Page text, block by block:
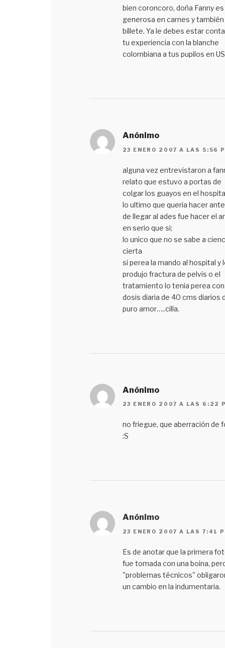
bien coroncoro, doña Fanny es
generosa en carnes y también
billete. Ya le debes estar
tu experiencia con la blanche
colombiana a tus pupilos en
Anónimo
23 ENERO 2007 A LAS 5:56
alguna vez entrevistaron a
relato que estuvo a portas de
colgar los guayos en el
lo ultimo que queria hacer
de llegar al ades fue hacer el
en serio que si;
lo unico que no se sabe a
cierta
si perea la mando al hospital y
produjo fractura de pelvis o el
tratamiento lo tenia perea con
dosis diaria de 40 cms diarios
puro amor…..cilla.
Anónimo
23 ENERO 2007 A LAS 6:22
no friegue, que aberración de
:S
Anónimo
23 ENERO 2007 A LAS 7:41
Es de anotar que la primera
fue tomada con una boina,
"problemas técnicos"
un cambio en la indumentaria.